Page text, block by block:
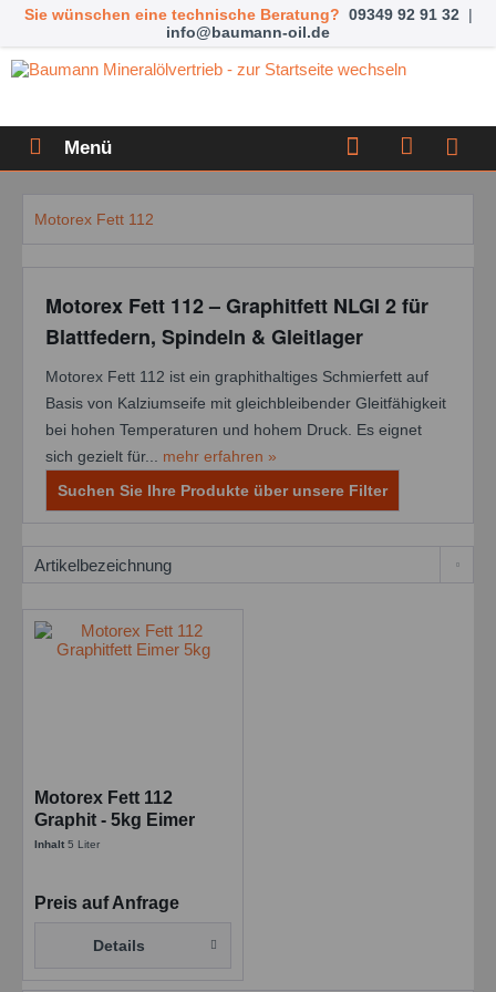
Sie wünschen eine technische Beratung? 09349 92 91 32 |
info@baumann-oil.de
Menü
Motorex Fett 112
Motorex Fett 112 – Graphitfett NLGI 2 für
Blattfedern, Spindeln & Gleitlager
Motorex Fett 112 ist ein graphithaltiges Schmierfett auf
Basis von Kalziumseife mit gleichbleibender Gleitfähigkeit
bei hohen Temperaturen und hohem Druck. Es eignet
sich gezielt für... mehr erfahren »
Suchen Sie Ihre Produkte über unsere Filter
Motorex Fett 112
Graphit - 5kg Eimer
Inhalt5 Liter
Preis auf Anfrage
Details